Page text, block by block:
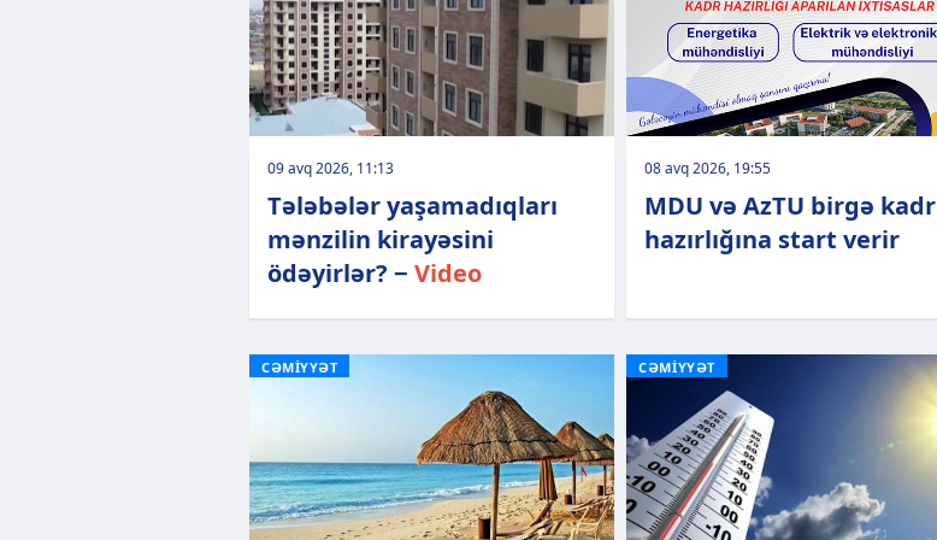
09 avq 2026, 11:13
Tələbələr yaşamadıqları
mənzilin kirayəsini
ödəyirlər? − Video
08 avq 2026, 19:55
MDU və AzTU birgə kadr
hazırlığına start verir
CƏMİYYƏT CƏMİYYƏT